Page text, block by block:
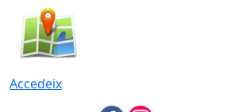
Accedeix